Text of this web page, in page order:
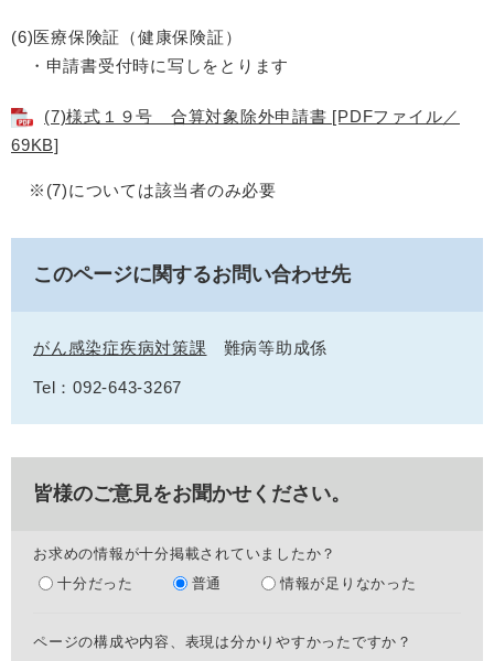
(6)医療保険証（健康保険証）
・申請書受付時に写しをとります
(7)様式１９号 合算対象除外申請書 [PDFファイル／
69KB]
※(7)については該当者のみ必要
このページに関するお問い合わせ先
がん感染症疾病対策課 難病等助成係
Tel：092-643-3267
皆様のご意見をお聞かせください。
お求めの情報が十分掲載されていましたか？
十分だった
普通 情報が足りなかった
ページの構成や内容、表現は分かりやすかったですか？